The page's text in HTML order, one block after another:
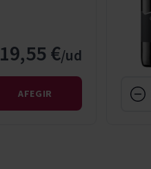
19,55 €
AFEGIR